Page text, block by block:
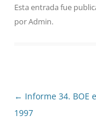
Esta entrada fue
porAdmin.
Navegación
de
← Informe 34. BOE
1997